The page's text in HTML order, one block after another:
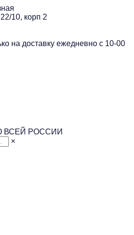
10, корп 2
на доставку ежедневно с 10-00
ВСЕЙ РОССИИ
×